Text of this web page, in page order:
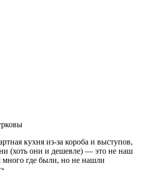
кухня из-за короба и выступов,
(хоть они и дешевле) — это не наш
где были, но не нашли